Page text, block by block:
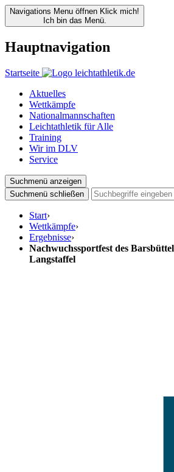
Navigations Menu öffnen Klick mich!
Ich bin das Menü.
Hauptnavigation
Startseite
Aktuelles
Wettkämpfe
Nationalmannschaften
Leichtathletik für Alle
Training
Wir im DLV
Service
Suchmenü anzeigen
Suchmenü schließen
Start›
Wettkämpfe›
Ergebnisse›
Nachwuchssportfest des
Langstaffel